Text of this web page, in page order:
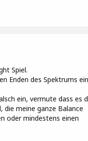
Spiel.
Enden des Spektrums
ein, vermute dass es
die meine ganze Balance
oder mindestens einen